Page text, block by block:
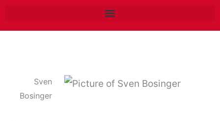
Sven
Bosinger